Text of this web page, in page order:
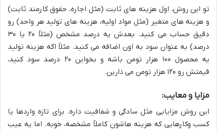
تو این روش، اول هزینه های ثابت (مثل اجاره، حقوق کارمند ثابت)
و هزینه های متغیر (مثل مواد اولیه، هزینه های تولید هر واحد) رو
دقیق حساب می کنید. بعدش یه درصد مشخص (مثلاً ۲۰ یا ۳۰
درصد) به عنوان سود به اون اضافه می کنید. مثلاً اگه هزینه تولید
یه محصول ۱۰۰ هزار تومن باشه و بخواین ۲۰ درصد سود کنید،
قیمتش رو ۱۲۰ هزار تومن می ذارین.
مزایا و معایب:
این روش مزایایی مثل سادگی و شفافیت داره. برای تازه واردها یا
کسب وکارهایی که هزینه هاشون کاملاً مشخصه، خوبه. اما یه عیب